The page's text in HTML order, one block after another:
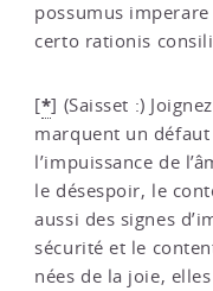
possumus
certo rationis
[*] (Saisset :)
marquent un
l’impuissance de
le désespoir, le
aussi des signes
sécurité et le
nées de la joie,